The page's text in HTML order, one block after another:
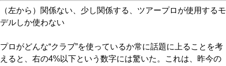
（左から）関係ない、少し関係する、ツアープロが使用するモ
デルしか使わない
プロがどんな“クラブ”を使っているか常に話題に上ることを考
えると、右の4%以下という数字には驚いた。これは、昨今の